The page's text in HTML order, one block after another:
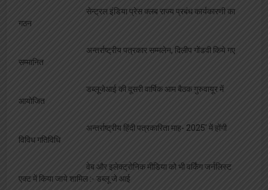
सेन्ट्रल इंडिया प्रेस क्लब राज्य प्रबंध कार्यकारणी का
गठन
अन्तर्राष्ट्रीय पत्रकार सम्मलेन, दिलीप गोंडवी किये गए
सम्मानित
डब्लूजेआई की दूसरी वार्षिक आम बैठक गुरुवायूर में
आयोजित
अन्तर्राष्ट्रीय हिंदी पत्रकारिता माह- 2025′ में होंगी
विविध गतिविधि
वेब और इलेक्ट्रोनिक मीडिया को भी वर्किंग जर्नलिस्ट
एक्ट में किया जाये शामिल :- डब्लू जे आई